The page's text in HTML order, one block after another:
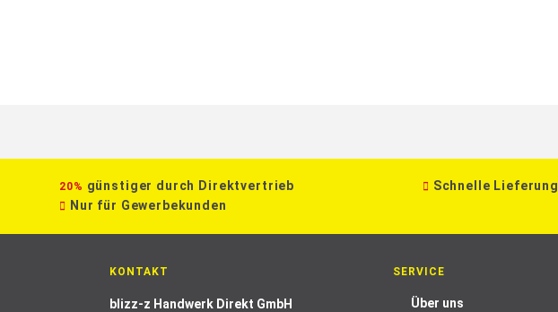
20% günstiger durch Direktvertrieb Schnelle Lieferung
Nur für Gewerbekunden
KONTAKT
blizz-z Handwerk Direkt GmbH
SERVICE
Über uns